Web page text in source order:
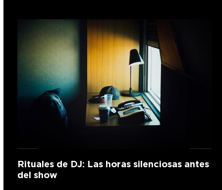
Rituales de DJ: Las horas silenciosas antes
del show